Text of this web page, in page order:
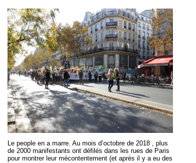
Le people en a marre. Au mois d’octobre de 2018 , plus
de 2000 manifestants ont défilés dans les rues de Paris
pour montrer leur mécontentement (et après il y a eu des